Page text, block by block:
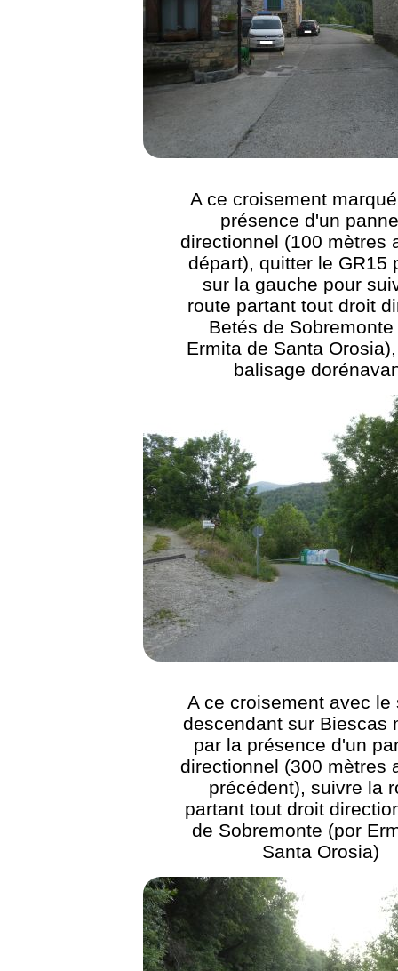
A ce croisement
présence d'un
directionnel (100 mètres
départ), quitter le GR15
sur la gauche pour
route partant tout droit
Betés de Sobremonte
Ermita de Santa
balisage
A ce croisement avec le
descendant sur Biescas
par la présence d'un
directionnel (300 mètres
précédent), suivre la
partant tout droit
de Sobremonte (por
Santa Orosia)